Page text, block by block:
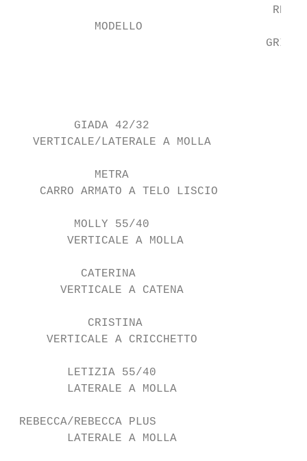
            MODELLO
         GIADA 42/32
   VERTICALE/LATERALE A MOLLA
            METRA
    CARRO ARMATO A TELO LISCIO
         MOLLY 55/40
        VERTICALE A MOLLA
          CATERINA
       VERTICALE A CATENA
           CRISTINA
     VERTICALE A CRICCHETTO
        LETIZIA 55/40
        LATERALE A MOLLA
REBECCA/REBECCA PLUS
        LATERALE A MOLLA